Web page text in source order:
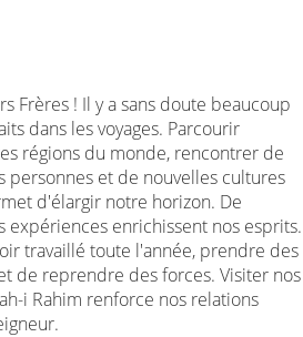
Frères ! Il y a sans doute beaucoup
dans les voyages. Parcourir
régions du monde, rencontrer de
personnes et de nouvelles cultures
d'élargir notre horizon. De
expériences enrichissent nos esprits.
travaillé toute l'année, prendre des
de reprendre des forces. Visiter nos
i Rahim renforce nos relations